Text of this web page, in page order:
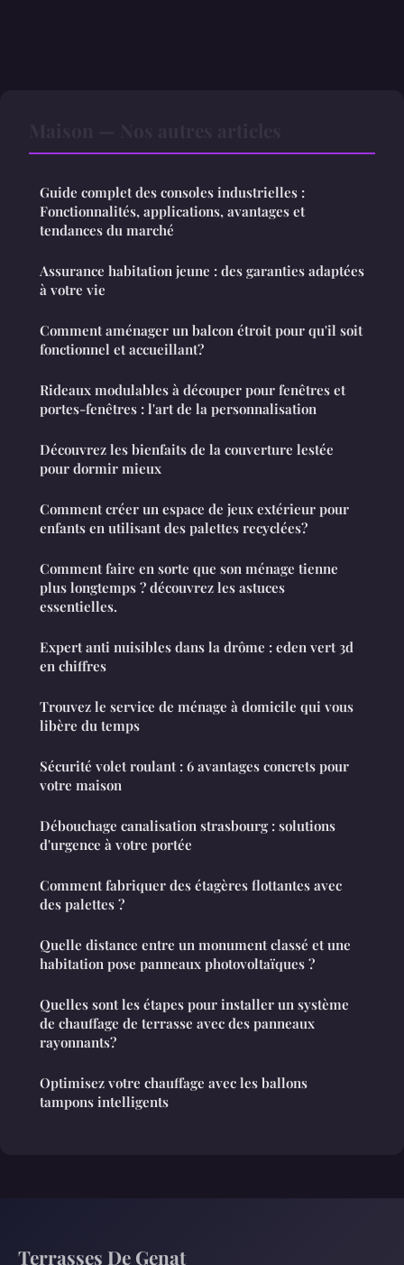
Guide complet des consoles industrielles :
Fonctionnalités, applications, avantages et
tendances du marché
Assurance habitation jeune : des garanties adaptées
à votre vie
Comment aménager un balcon étroit pour qu'il soit
fonctionnel et accueillant?
Rideaux modulables à découper pour fenêtres et
portes-fenêtres : l'art de la personnalisation
Découvrez les bienfaits de la couverture lestée
pour dormir mieux
Comment créer un espace de jeux extérieur pour
enfants en utilisant des palettes recyclées?
Comment faire en sorte que son ménage tienne
plus longtemps ? découvrez les astuces
essentielles.
Expert anti nuisibles dans la drôme : eden vert 3d
en chiffres
Trouvez le service de ménage à domicile qui vous
libère du temps
Sécurité volet roulant : 6 avantages concrets pour
votre maison
Débouchage canalisation strasbourg : solutions
d'urgence à votre portée
Comment fabriquer des étagères flottantes avec
des palettes ?
Quelle distance entre un monument classé et une
habitation pose panneaux photovoltaïques ?
Quelles sont les étapes pour installer un système
de chauffage de terrasse avec des panneaux
rayonnants?
Optimisez votre chauffage avec les ballons
tampons intelligents
Terrasses De Genat